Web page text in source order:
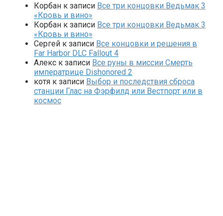
Корбан к записи Все три концовки Ведьмак 3
«Кровь и вино»
Корбан к записи Все три концовки Ведьмак 3
«Кровь и вино»
Сергей к записи Все концовки и решения в
Far Harbor DLC Fallout 4
Алекс к записи Все руны в миссии Смерть
императрице Dishonored 2
котя к записи Выбор и последствия сброса
станции Глас на Фэрфилд или Вестпорт или в
космос